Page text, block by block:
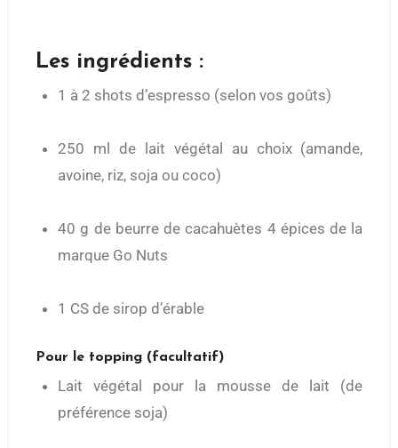
Les ingrédients :
1 à 2 shots d’espresso (selon vos goûts)
250 ml de lait végétal au choix (amande,
avoine, riz, soja ou coco)
40 g de beurre de cacahuètes 4 épices de la
marque Go Nuts
1 CS de sirop d’érable
Pour le topping (facultatif)
Lait végétal pour la mousse de lait (de
préférence soja)